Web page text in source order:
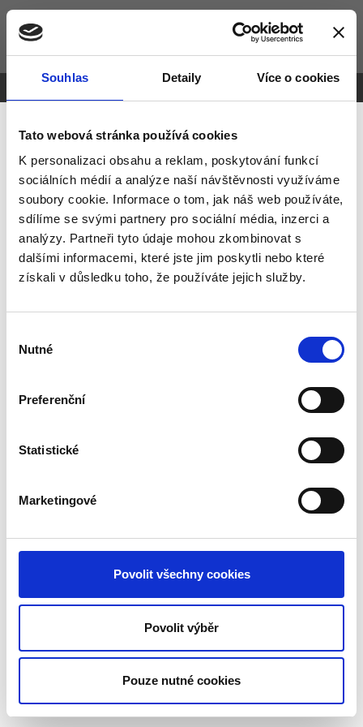
Souhlas Detaily Více o cookies
Tato webová stránka používá cookies
K personalizaci obsahu a reklam, poskytování funkcí
sociálních médií a analýze naší návštěvnosti využíváme
soubory cookie. Informace o tom, jak náš web používáte,
sdílíme se svými partnery pro sociální média, inzerci a
analýzy. Partneři tyto údaje mohou zkombinovat s
dalšími informacemi, které jste jim poskytli nebo které
získali v důsledku toho, že používáte jejich služby.
souhlasu
Nutné
Preferenční
Statistické
Marketingové
Povolit všechny cookies
Povolit výběr
Pouze nutné cookies
Psychoterapie Praha
Webmium